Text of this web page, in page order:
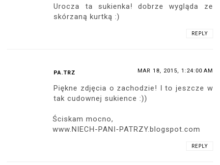
Urocza ta sukienka! dobrze wygląda ze
skórzaną kurtką :)
REPLY
PA.TRZ MAR 18, 2015, 1:24:00 AM
Piękne zdjęcia o zachodzie! I to jeszcze w
tak cudownej sukience :))
Ściskam mocno,
www.NIECH-PANI-PATRZY.blogspot.com
REPLY